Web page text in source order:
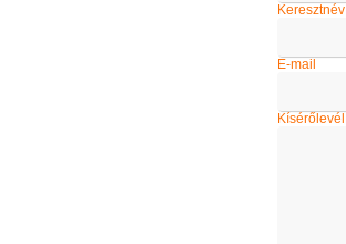
Keresztnév
E-mail
Kísérőlevél